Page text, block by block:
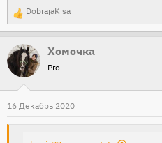
Посмотреть вложение 433027
Посмотреть вложение 433028
Р
е
а
и
и
DobrajaKisa
Хомочка
Pro
16 Декабрь 2020